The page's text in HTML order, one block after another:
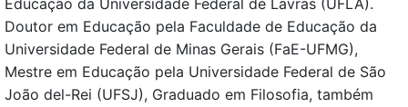
Educação da Universidade Federal de Lavras (UFLA).
Doutor em Educação pela Faculdade de Educação da
Universidade Federal de Minas Gerais (FaE-UFMG),
Mestre em Educação pela Universidade Federal de São
João del-Rei (UFSJ), Graduado em Filosofia, também